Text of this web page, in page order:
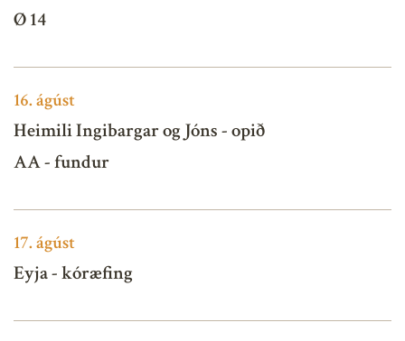
Ø 14
16.ágúst
Heimili Ingibargar og Jóns - opið
AA - fundur
17.ágúst
Eyja - kóræfing